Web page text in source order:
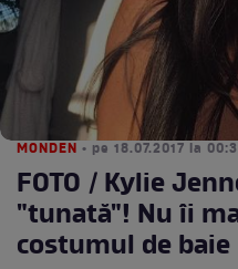
MONDEN • pe 18.07.2017 la
FOTO / Kylie
"tunată"! Nu îi
costumul de baie